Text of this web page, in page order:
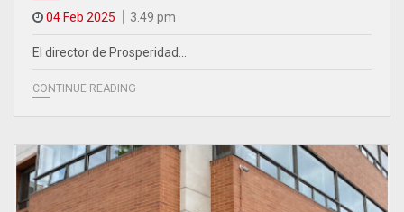
04 Feb 2025 3.49 pm
El director de Prosperidad…
CONTINUE READING